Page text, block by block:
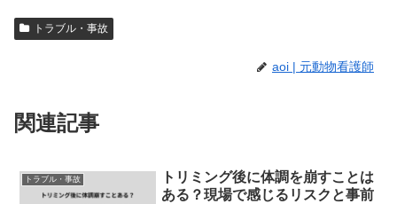
トラブル・事故
aoi | 元動物看護師
関連記事
トラブル・事故
トリミング後に体調を崩すことは
ある？現場で感じるリスクと事前